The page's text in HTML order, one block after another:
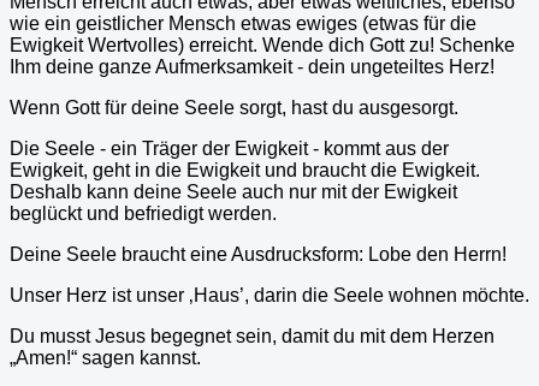
wie ein geistlicher Mensch etwas ewiges (etwas für die
Ewigkeit Wertvolles) erreicht. Wende dich Gott zu! Schenke
Ihm deine ganze Aufmerksamkeit - dein ungeteiltes Herz!
Wenn Gott für deine Seele sorgt, hast du ausgesorgt.
Die Seele - ein Träger der Ewigkeit - kommt aus der
Ewigkeit, geht in die Ewigkeit und braucht die Ewigkeit.
Deshalb kann deine Seele auch nur mit der Ewigkeit
beglückt und befriedigt werden.
Deine Seele braucht eine Ausdrucksform: Lobe den Herrn!
Unser Herz ist unser ‚Haus’, darin die Seele wohnen möchte.
Du musst Jesus begegnet sein, damit du mit dem Herzen
„Amen!“ sagen kannst.